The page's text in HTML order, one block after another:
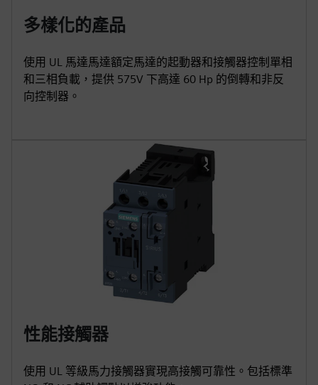
多樣化的產品
使用 UL 馬達馬達額定馬達的起動器和接觸器控制單相
和三相負載，提供 575V 下高達 60 Hp 的倒轉和非反
向控制器。
性能接觸器
使用 UL 等級馬力接觸器實現高接觸可靠性。包括標準